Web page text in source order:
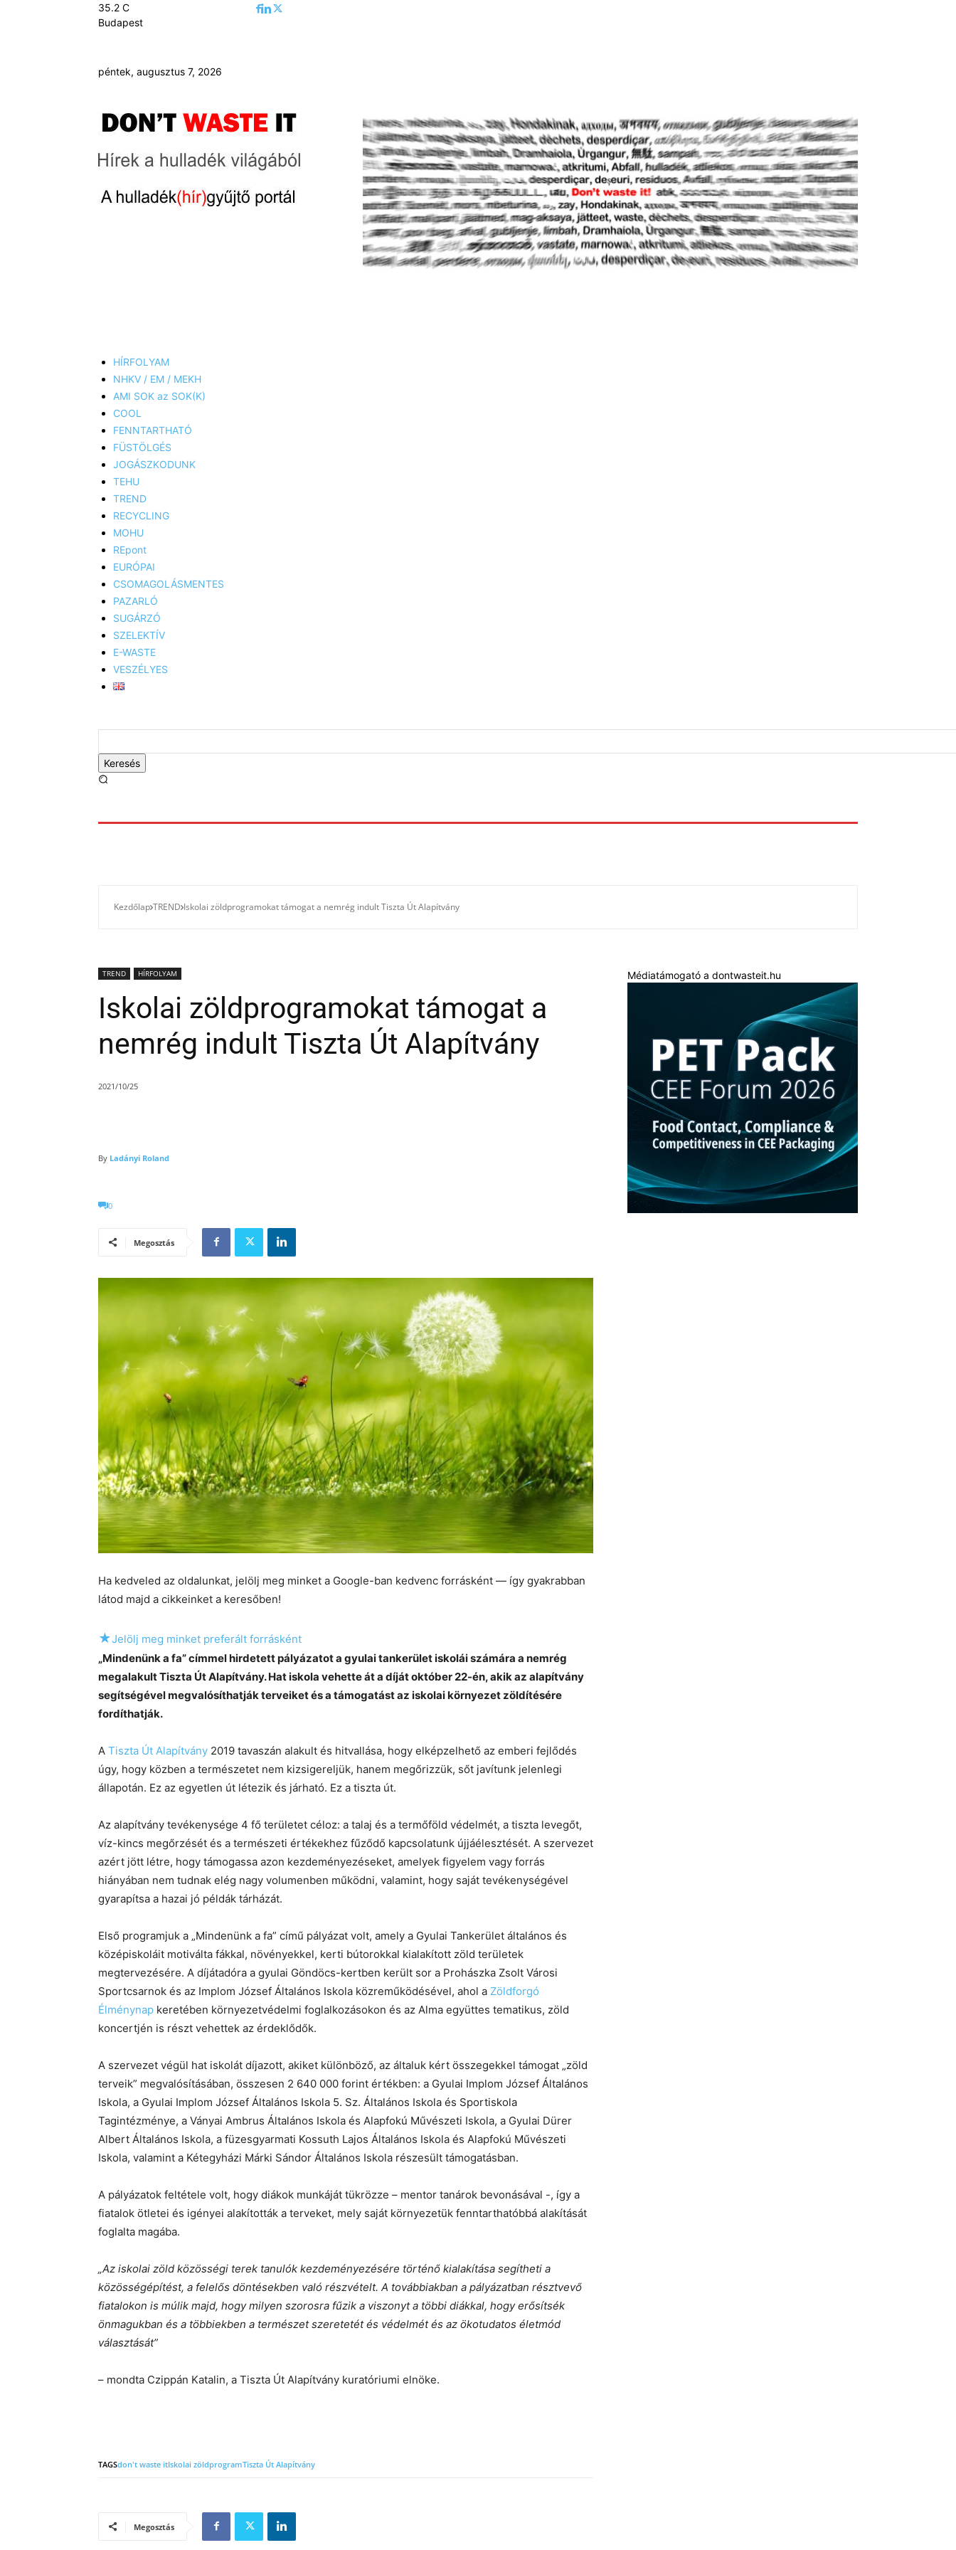
35.2 C
Budapest
péntek, augusztus 7, 2026
HÍRFOLYAM
NHKV / EM / MEKH
AMI SOK az SOK(K)
COOL
FENNTARTHATÓ
FÜSTÖLGÉS
JOGÁSZKODUNK
TEHU
TREND
RECYCLING
MOHU
REpont
EURÓPAI
CSOMAGOLÁSMENTES
PAZARLÓ
SUGÁRZÓ
SZELEKTÍV
E-WASTE
VESZÉLYES
Keresés
Kezdőlap TREND Iskolai zöldprogramokat támogat a nemrég indult Tiszta Út Alapítvány
TREND HÍRFOLYAM
Iskolai zöldprogramokat támogat a
nemrég indult Tiszta Út Alapítvány
2021/10/25
By Ladányi Roland
0
Megosztás
Ha kedveled az oldalunkat, jelölj meg minket a Google-ban kedvenc forrásként — így gyakrabban
látod majd a cikkeinket a keresőben!
★Jelölj meg minket preferált forrásként
„Mindenünk a fa” címmel hirdetett pályázatot a gyulai tankerület iskolái számára a nemrég
megalakult Tiszta Út Alapítvány. Hat iskola vehette át a díját október 22-én, akik az alapítvány
segítségével megvalósíthatják terveiket és a támogatást az iskolai környezet zöldítésére
fordíthatják.
A Tiszta Út Alapítvány 2019 tavaszán alakult és hitvallása, hogy elképzelhető az emberi fejlődés
úgy, hogy közben a természetet nem kizsigereljük, hanem megőrizzük, sőt javítunk jelenlegi
állapotán. Ez az egyetlen út létezik és járható. Ez a tiszta út.
Az alapítvány tevékenysége 4 fő területet céloz:​ a talaj és a termőföld védelmét, a tiszta levegőt,
víz-kincs megőrzését és a természeti értékekhez fűződő kapcsolatunk újjáélesztését. A szervezet
azért jött létre, hogy támogassa azon kezdeményezéseket, amelyek figyelem vagy forrás
hiányában nem tudnak elég nagy volumenben működni, valamint, hogy saját tevékenységével
gyarapítsa a hazai jó példák tárházát.
Első programjuk a „Mindenünk a fa” című pályázat volt, amely a Gyulai Tankerület általános és
középiskoláit motiválta fákkal, növényekkel, kerti bútorokkal kialakított zöld területek
megtervezésére. A díjátadóra a gyulai Göndöcs-kertben került sor a Prohászka Zsolt Városi
Sportcsarnok és az Implom József Általános Iskola közreműködésével, ahol a Zöldforgó
Élménynap keretében környezetvédelmi foglalkozásokon és az Alma együttes tematikus, zöld
koncertjén is részt vehettek az érdeklődők.
A szervezet végül hat iskolát díjazott, akiket különböző, az általuk kért összegekkel támogat „zöld
terveik” megvalósításában, összesen 2 640 000 forint értékben: a Gyulai Implom József Általános
Iskola, a Gyulai Implom József Általános Iskola 5. Sz. Általános Iskola és Sportiskola
Tagintézménye, a Ványai Ambrus Általános Iskola és Alapfokú Művészeti Iskola, a Gyulai Dürer
Albert Általános Iskola, a füzesgyarmati Kossuth Lajos Általános Iskola és Alapfokú Művészeti
Iskola, valamint a Kétegyházi Márki Sándor Általános Iskola részesült támogatásban.
A pályázatok feltétele volt, hogy diákok munkáját tükrözze – mentor tanárok bevonásával -, így a
fiatalok ötletei és igényei alakították a terveket, mely saját környezetük fenntarthatóbbá alakítását
foglalta magába.
„Az iskolai zöld közösségi terek tanulók kezdeményezésére történő kialakítása segítheti a
közösségépítést, a felelős döntésekben való részvételt. A továbbiakban a pályázatban résztvevő
fiatalokon is múlik majd, hogy milyen szorosra fűzik a viszonyt a többi diákkal, hogy erősítsék
önmagukban és a többiekben a természet szeretetét és védelmét és az ökotudatos életmód
választását”
– mondta Czippán Katalin, a Tiszta Út Alapítvány kuratóriumi elnöke.
TAGSdon't waste itIskolai zöldprogramTiszta Út Alapítvány
Megosztás
Médiatámogató a dontwasteit.hu